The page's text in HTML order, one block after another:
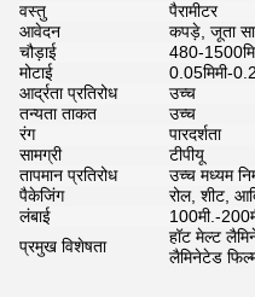
वस्तु
पैरामीटर
आवेदन
कपड़े, जूता
चौड़ाई
480-
मोटाई
0.05मिमी-
आर्द्रता प्रतिरोध
उच्च
तन्यता ताकत
उच्च
रंग
पारदर्शता
सामग्री
टीपीयू
तापमान प्रतिरोध
उच्च मध्यम
पैकेजिंग
रोल, शीट,
लंबाई
100मी.-
प्रमुख विशेषता
हॉट मेल्ट
लैमिनेटेड